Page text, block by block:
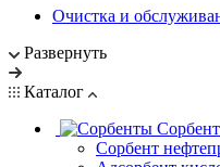
Очистка и
Развернуть
Каталог
Сорбент